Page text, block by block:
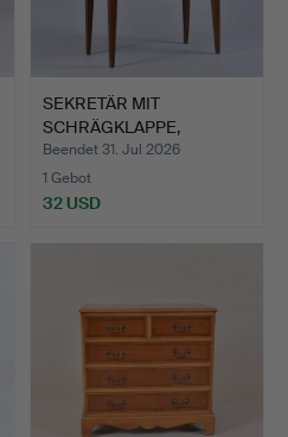
SEKRETÄR MIT
SCHRÄGKLAPPE,
Mahagoni mit Me…
Beendet 31. Jul 2026
1 Gebot
32 USD